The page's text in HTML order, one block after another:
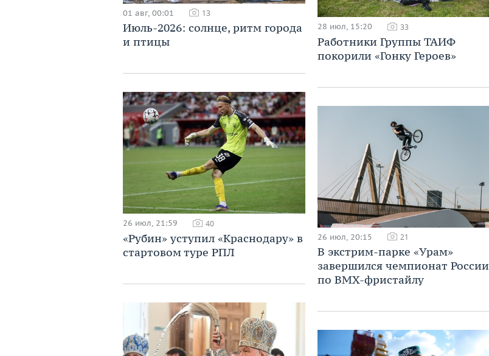
01 авг, 00:01 13
Июль-2026: солнце, ритм города
и птицы
26 июл, 21:59 40
«Рубин» уступил «Краснодару» в
стартовом туре РПЛ
28 июл, 15:20 33
Работники Группы ТАИФ
покорили «Гонку Героев»
26 июл, 20:15 21
В экстрим-парке «Урам»
завершился чемпионат России
по BMX-фристайлу